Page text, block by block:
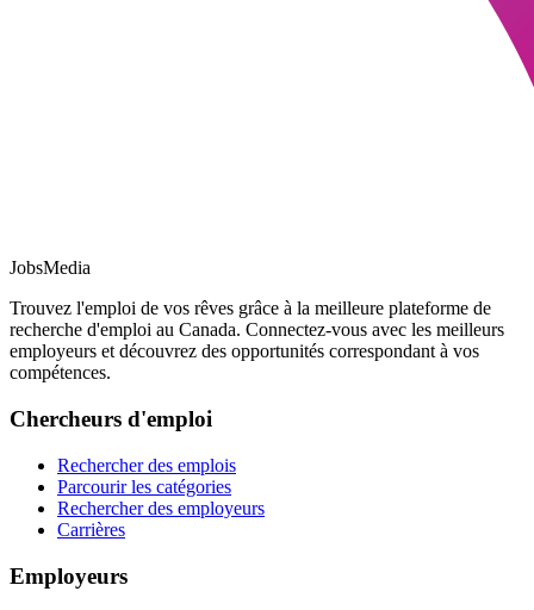
JobsMedia
Trouvez l'emploi de vos rêves grâce à la meilleure plateforme de
recherche d'emploi au Canada. Connectez-vous avec les meilleurs
employeurs et découvrez des opportunités correspondant à vos
compétences.
Chercheurs d'emploi
Rechercher des emplois
Parcourir les catégories
Rechercher des employeurs
Carrières
Employeurs